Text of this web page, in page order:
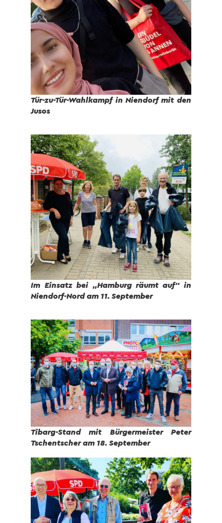
Tür-zu-Tür-Wahlkampf in Niendorf mit den
Jusos
Im Einsatz bei „Hamburg räumt auf“ in
Niendorf-Nord am 11. September
Tibarg-Stand mit Bürgermeister Peter
Tschentscher am 18. September